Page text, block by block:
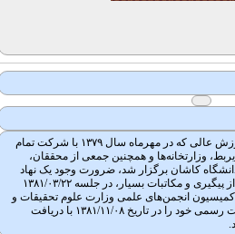
در نخستین همایش ملی فرش در آموزش عالی که در مهرماه سال ۱۳۷۹ با شرکت تمام
وزارتخانه‌ها و همچنین جمعی از محققان،
کاشان برگزار شد، ضرورت وجود یک نهاد
علمی به‌طور جدی احساس شد. پس از پیگیری و مکاتبات بسیار، در جلسه ۱۳۸۱/۰۳/۲۲
انجمن‌های علمی وزارت علوم تحقیقات و
فناوری به تصویب رسید.انجمن فعالیت رسمی خود را در تاریخ ۱۳۸۱/۱۱/۰۸ با دریافت